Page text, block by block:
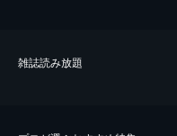
雑誌読み放題